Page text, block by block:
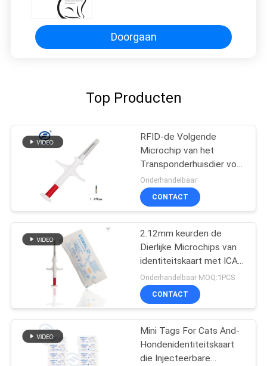
de kattenmicrochip van de
Huisdierenhond
Doorgaan
Top Producten
RFID-de Volgende
Microchip van het
Transponderhuisdier voor
dier
Onderhandelbaar
CONTACT
2.12mm keurden de
Dierlijke Microchips van
identiteitskaart met ICAR
6 Streepjescodestickers
goed
Onderhandelbaar MOQ:1PCS
CONTACT
Mini Tags For Cats And-
Hondenidentiteitskaart
die Injecteerbare